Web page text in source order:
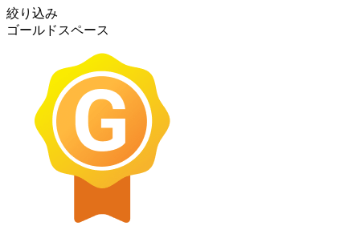
絞り込み
ゴールドスペース